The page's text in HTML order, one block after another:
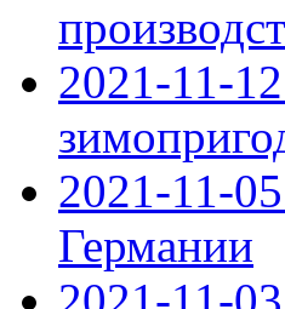
2021-11-
2021-11-
Германии